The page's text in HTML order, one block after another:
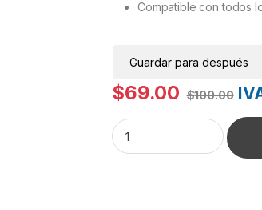
Compatible con todos
Guardar para después
$69.00 $100.00
Mica de Hidrogel Clear